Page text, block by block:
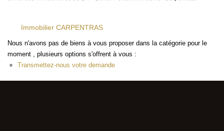
Immobilier CARPENTRAS
Nous n'avons pas de biens à vous proposer dans la catégorie pour le
moment , plusieurs options s'offrent à vous :
Transmettez-nous votre demande